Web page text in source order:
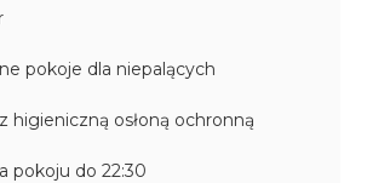
pokoje dla niepalących
higieniczną osłoną ochronną
pokoju do 22:30